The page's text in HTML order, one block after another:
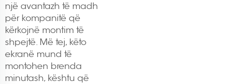
një avantazh të madh
për kompanitë që
kërkojnë montim të
shpejtë. Më tej, këto
ekranë mund të
montohen brenda
minutash, kështu që